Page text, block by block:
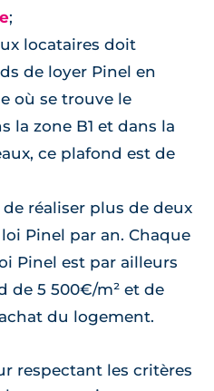
;
locataires doit
de loyer Pinel en
où se trouve le
la zone B1 et dans la
ce plafond est de
de réaliser plus de deux
Pinel par an. Chaque
Pinel est par ailleurs
de 5 500€/m² et de
du logement.
respectant les critères